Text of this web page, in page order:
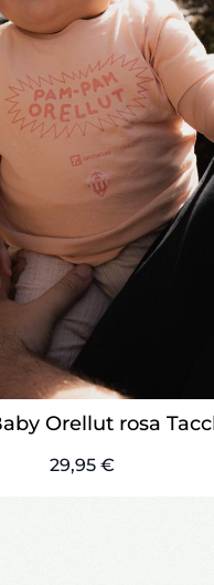
Orellut rosa
29,95 €